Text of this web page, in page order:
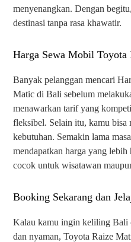
menyenangkan. Dengan
destinasi tanpa rasa khawatir.
Harga Sewa Mobil
Banyak pelanggan mencari
Matic di Bali sebelum
menawarkan tarif yang
fleksibel. Selain itu, kamu bisa
kebutuhan. Semakin lama
mendapatkan harga yang
cocok untuk wisatawan
Booking Sekarang dan
Kalau kamu ingin keliling Bali
dan nyaman, Toyota Raize